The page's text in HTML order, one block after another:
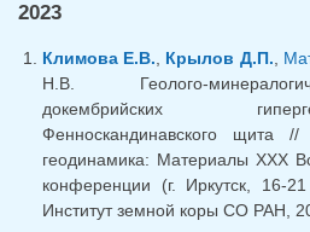
2023
Климова Е.В. Крылов Д.П.
Н.В. Геолого-
докембрийских
Фенноскандинавского щита
геодинамика: Материалы ХХX
конференции (г. Иркутск, 16-
Институт земной коры СО РАН,